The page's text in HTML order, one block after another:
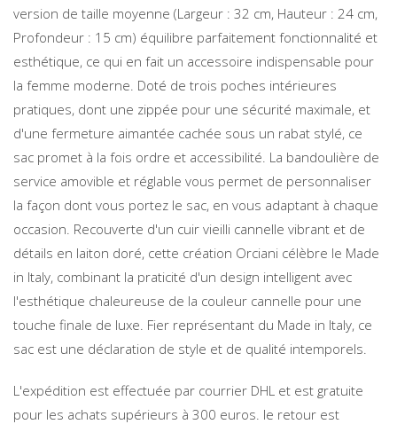
version de taille moyenne (Largeur : 32 cm, Hauteur : 24 cm,
Profondeur : 15 cm) équilibre parfaitement fonctionnalité et
esthétique, ce qui en fait un accessoire indispensable pour
la femme moderne. Doté de trois poches intérieures
pratiques, dont une zippée pour une sécurité maximale, et
d'une fermeture aimantée cachée sous un rabat stylé, ce
sac promet à la fois ordre et accessibilité. La bandoulière de
service amovible et réglable vous permet de personnaliser
la façon dont vous portez le sac, en vous adaptant à chaque
occasion. Recouverte d'un cuir vieilli cannelle vibrant et de
détails en laiton doré, cette création Orciani célèbre le Made
in Italy, combinant la praticité d'un design intelligent avec
l'esthétique chaleureuse de la couleur cannelle pour une
touche finale de luxe. Fier représentant du Made in Italy, ce
sac est une déclaration de style et de qualité intemporels.
L'expédition est effectuée par courrier DHL et est gratuite
pour les achats supérieurs à 300 euros. le retour est